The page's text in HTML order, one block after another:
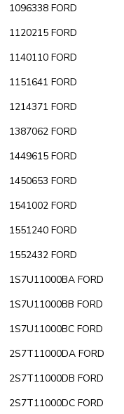
1096338 FORD
1120215 FORD
1140110 FORD
1151641 FORD
1214371 FORD
1387062 FORD
1449615 FORD
1450653 FORD
1541002 FORD
1551240 FORD
1552432 FORD
1S7U11000BA FORD
1S7U11000BB FORD
1S7U11000BC FORD
2S7T11000DA FORD
2S7T11000DB FORD
2S7T11000DC FORD